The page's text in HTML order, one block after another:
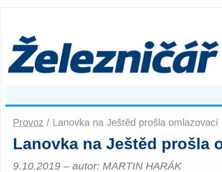
Provoz / Lanovka na Ještěd prošla omlazovací
Lanovka na Ještěd prošla
9.10.2019 – autor: MARTIN HARÁK